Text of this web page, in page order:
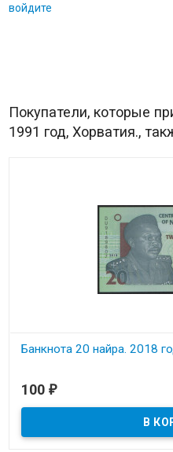
войдите
Покупатели, которые
1991 год, Хорватия.,
Банкнота 20 найра. 2018
100 ₽